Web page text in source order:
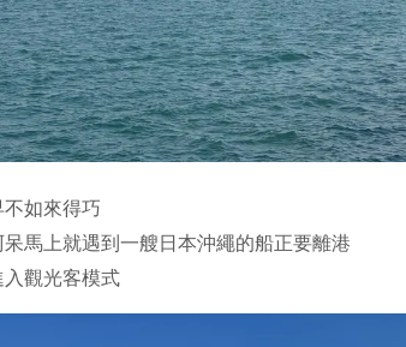
不如來得巧
呆馬上就遇到一艘日本沖繩的船正要離港
入觀光客模式